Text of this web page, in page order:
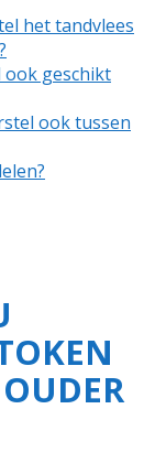
het tandvlees
ook geschikt
ook tussen